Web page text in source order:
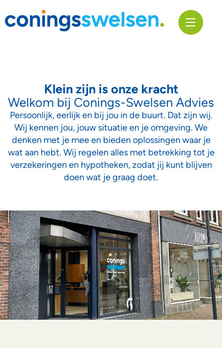
Klein zijn is onze kracht
Welkom bij Conings-Swelsen Advies
Persoonlijk, eerlijk en bij jou in de buurt. Dat zijn wij.
Wij kennen jou, jouw situatie en je omgeving. We
denken met je mee en bieden oplossingen waar je
wat aan hebt. Wij regelen alles met betrekking tot je
verzekeringen en hypotheken, zodat jij kunt blijven
doen wat je graag doet.